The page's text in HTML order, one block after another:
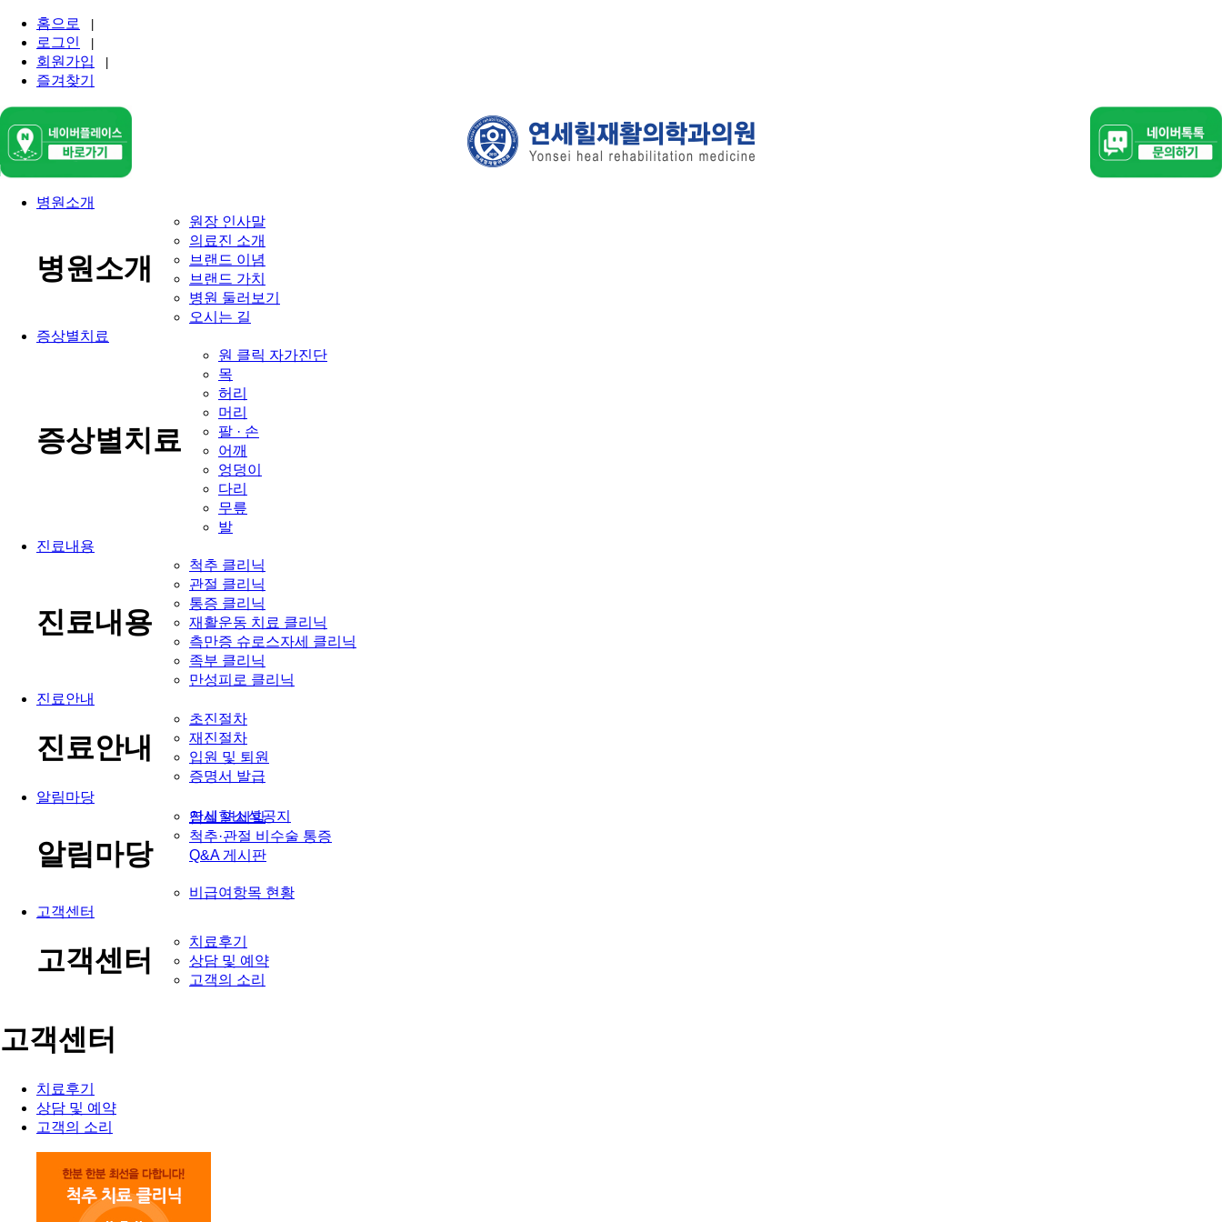
홈으로
로그인
회원가입
즐겨찾기
병원소개
병원소개
원장 인사말
의료진 소개
브랜드 이념
브랜드 가치
병원 둘러보기
오시는 길
증상별치료
증상별치료
원 클릭 자가진단
목
허리
머리
팔 · 손
어깨
엉덩이
다리
무릎
발
진료내용
진료내용
척추 클리닉
관절 클리닉
통증 클리닉
재활운동 치료 클리닉
측만증 슈로스자세 클리닉
족부 클리닉
만성피로 클리닉
진료안내
진료안내
초진절차
재진절차
입원 및 퇴원
증명서 발급
알림마당
알림마당
연세힐소식공지
잠실 연세힐
척추·관절 비수술 통증
Q&A 게시판
비급여항목 현황
고객센터
고객센터
치료후기
상담 및 예약
고객의 소리
고객센터
치료후기
상담 및 예약
고객의 소리